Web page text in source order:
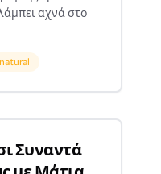
αχνά στο
Συναντά